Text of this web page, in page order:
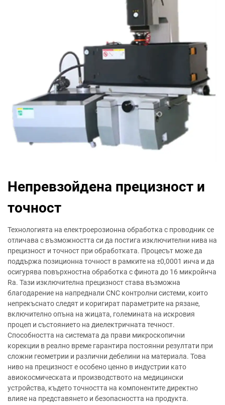
Непревзойдена прецизност и
точност
Технологията на електроерозионна обработка с проводник се
отличава с възможността си да постига изключителни нива на
прецизност и точност при обработката. Процесът може да
поддържа позиционна точност в рамките на ±0,0001 инча и да
осигурява повърхностна обработка с финота до 16 микройнча
Ra. Тази изключителна прецизност става възможна
благодарение на напреднали CNC контролни системи, които
непрекъснато следят и коригират параметрите на рязане,
включително опъна на жицата, големината на искровия
процеп и състоянието на диелектричната течност.
Способността на системата да прави микроскопични
корекции в реално време гарантира постоянни резултати при
сложни геометрии и различни дебелини на материала. Това
ниво на прецизност е особено ценно в индустрии като
авиокосмическата и производството на медицински
устройства, където точността на компонентите директно
влияе на представянето и безопасността на продукта.